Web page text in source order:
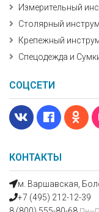
КОНТАКТЫ
м. Варшавская,
+7 (495) 212-12-39
Измерительный
Столярный
Крепежный
Спецодежда и
СОЦСЕТИ